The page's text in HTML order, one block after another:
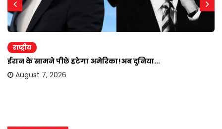
राष्ट्रीय
ईरान के सामने पीछे हटेगा अमेरिका!अब दुनिया...
August 7, 2026